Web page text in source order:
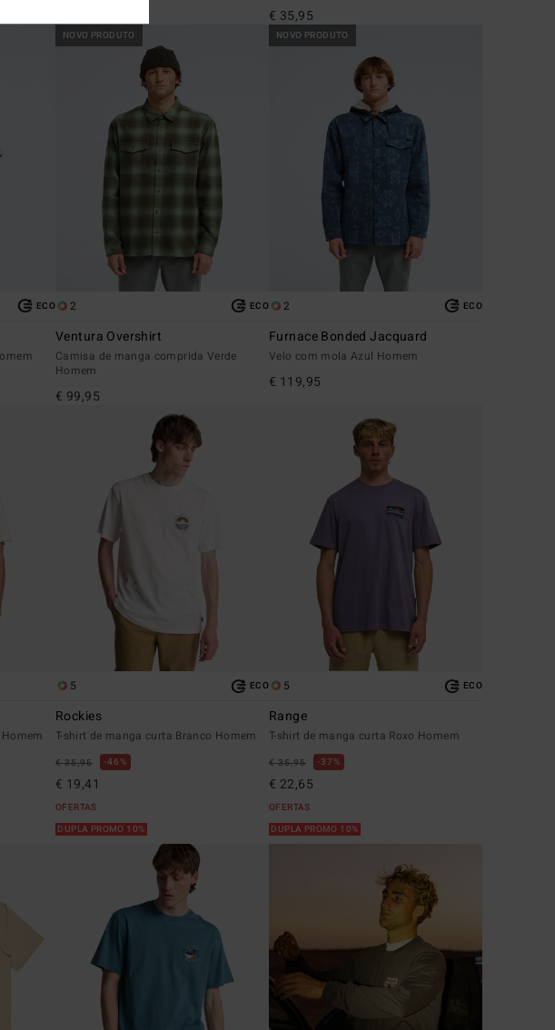
€ 35,95
ECO
NOVO PRODUTO
2 ECO
Ventura Overshirt
Camisa de manga comprida Verde
Homem
€ 99,95
NOVO PRODUTO
2 ECO
Furnace Bonded Jacquard
Velo com mola Azul Homem
€ 119,95
5 ECO
Rockies
T-shirt de manga curta Branco Homem
€ 35,95 46%
€ 19,41
OFERTAS
DUPLA PROMO 10%
5 ECO
Range
T-shirt de manga curta Roxo Homem
€ 35,95 37%
€ 22,65
OFERTAS
DUPLA PROMO 10%